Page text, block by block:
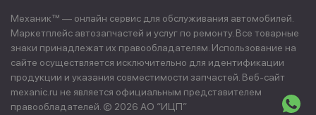
Механик™ — онлайн сервис для обслуживания автомобилей.
Маркетплейс автозапчастей и услуг по ремонту. Все товарные
знаки принадлежат их правообладателям. Использование на
сайте осуществляется исключительно для идентификации
продукции и указания совместимости запчастей. Веб-сайт
mexanic.ru не является официальным представителем
правообладателей. © 2026 АО “ИЦП”